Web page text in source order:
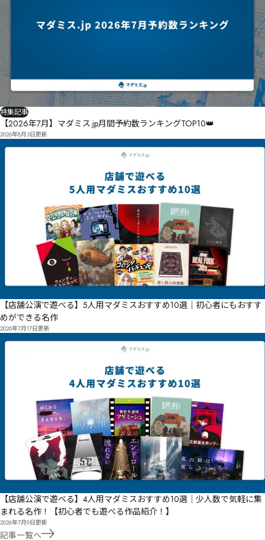
特集記事
【2026年7月】マダミス.jp月間予約数ランキングTOP10👑
2026年8月3日更新
【店舗公演で遊べる】5人用マダミスおすすめ10選｜初心者にもおすす
めができる名作
2026年7月17日更新
【店舗公演で遊べる】4人用マダミスおすすめ10選｜少人数で気軽に集
まれる名作！【初心者でも遊べる作品紹介！】
2026年7月9日更新
記事一覧へ